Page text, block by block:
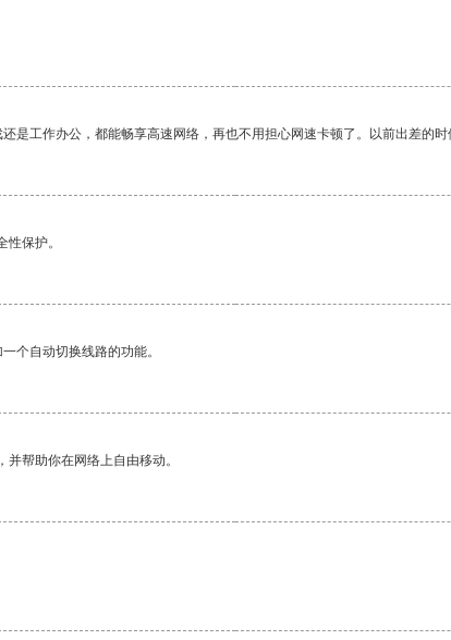
是工作办公，都能畅享高速网络，再也不用担心网速卡顿了。以前出差的
保护。
个自动切换线路的功能。
帮助你在网络上自由移动。